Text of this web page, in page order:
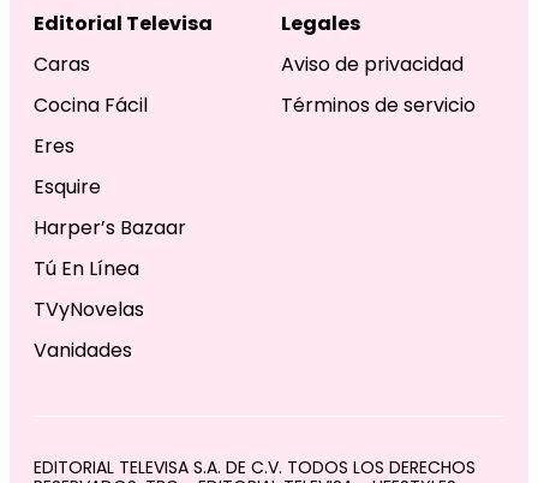
Editorial Televisa
Caras
Cocina Fácil
Eres
Esquire
Harper’s Bazaar
Tú En Línea
TVyNovelas
Vanidades
Legales
Aviso de privacidad
Términos de servicio
EDITORIAL TELEVISA S.A. DE C.V. TODOS LOS DERECHOS